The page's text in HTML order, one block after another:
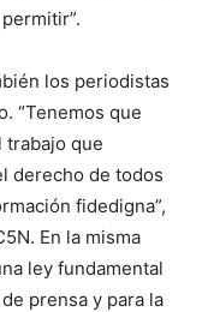
los periodistas
“Tenemos que
trabajo que
derecho de todos
fidedigna”,
En la misma
ley fundamental
prensa y para la